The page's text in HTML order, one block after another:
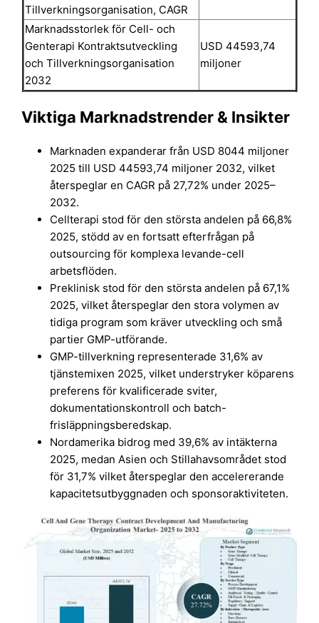
Tillverkningsorganisation, CAGR
Marknadsstorlek för Cell- och
Genterapi Kontraktsutveckling
och Tillverkningsorganisation
2032
USD 44593,74
miljoner
Viktiga Marknadstrender & Insikter
Marknaden expanderar från USD 8044 miljoner
2025 till USD 44593,74 miljoner 2032, vilket
återspeglar en CAGR på 27,72% under 2025–
2032.
Cellterapi stod för den största andelen på 66,8%
2025, stödd av en fortsatt efterfrågan på
outsourcing för komplexa levande-cell
arbetsflöden.
Preklinisk stod för den största andelen på 67,1%
2025, vilket återspeglar den stora volymen av
tidiga program som kräver utveckling och små
partier GMP-utförande.
GMP-tillverkning representerade 31,6% av
tjänstemixen 2025, vilket understryker köparens
preferens för kvalificerade sviter,
dokumentationskontroll och batch-
frisläppningsberedskap.
Nordamerika bidrog med 39,6% av intäkterna
2025, medan Asien och Stillahavsområdet stod
för 31,7% vilket återspeglar den accelererande
kapacitetsutbyggnaden och sponsoraktiviteten.